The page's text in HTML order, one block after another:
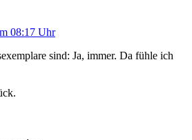
08:17 Uhr
sind: Ja, immer. Da fühle ich